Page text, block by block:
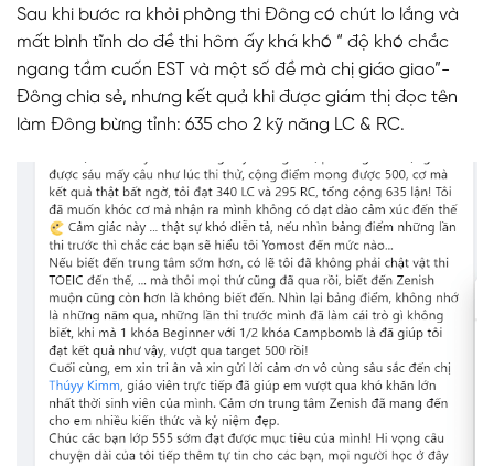
Sau khi bước ra khỏi phòng thi Đông có chút lo lắng và
mất bình tĩnh do đề thi hôm ấy khá khó “ độ khó chắc
ngang tầm cuốn EST và một số đề mà chị giáo giao”-
Đông chia sẻ, nhưng kết quả khi được giám thị đọc tên
làm Đông bừng tỉnh: 635 cho 2 kỹ năng LC & RC.